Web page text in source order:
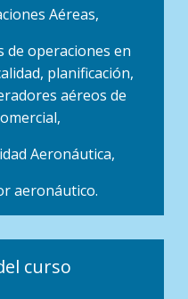
Aéreas,
de operaciones en
planificación,
aéreos de
Aeronáutica,
aeronáutico.
curso